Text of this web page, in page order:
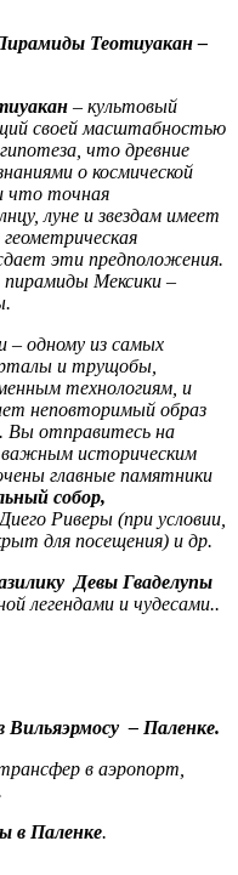
Теотиуакан –
– культовый
своей масштабностью
что древние
о космической
что точная
луне и звездам имеет
эти предположения.
Мексики –
– одному из самых
и трущобы,
технологиям, и
неповторимый образ
Вы отправитесь на
важным историческим
главные памятники
собор,
Риверы (при условии,
для посещения) и др.
Девы Гваделупы
легендами и чудесами..
Вильяэрмосу – Паленке.
в аэропорт,
в Паленке.